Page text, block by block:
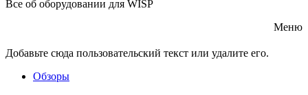
Все об оборудовании для WISP
Меню
Добавьте сюда пользовательский текст или удалите его.
Обзоры